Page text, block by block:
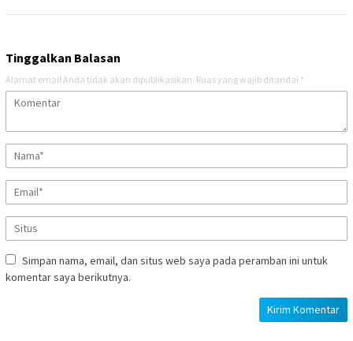
Tinggalkan Balasan
Alamat email Anda tidak akan dipublikasikan. Ruas yang wajib ditandai *
Simpan nama, email, dan situs web saya pada peramban ini untuk
komentar saya berikutnya.